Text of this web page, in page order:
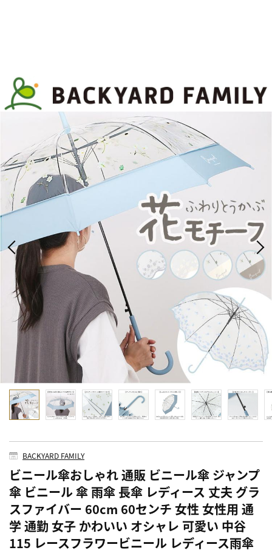
BACKYARD FAMILY
ビニール傘おしゃれ 通販 ビニール傘 ジャンプ
傘 ビニール 傘 雨傘 長傘 レディース 丈夫 グラ
スファイバー 60cm 60センチ 女性 女性用 通
学 通勤 女子 かわいい オシャレ 可愛い 中谷
115 レースフラワービニール レディース雨傘